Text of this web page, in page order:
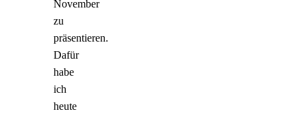
November
zu
präsentieren.
Dafür
habe
ich
heute